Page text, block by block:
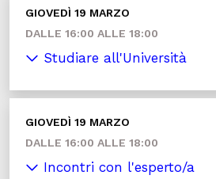
GIOVEDÌ 19 MARZO
DALLE 16:00 ALLE 18:00
Studiare all'Università
GIOVEDÌ 19 MARZO
DALLE 16:00 ALLE 18:00
Incontri con l'esperto/a